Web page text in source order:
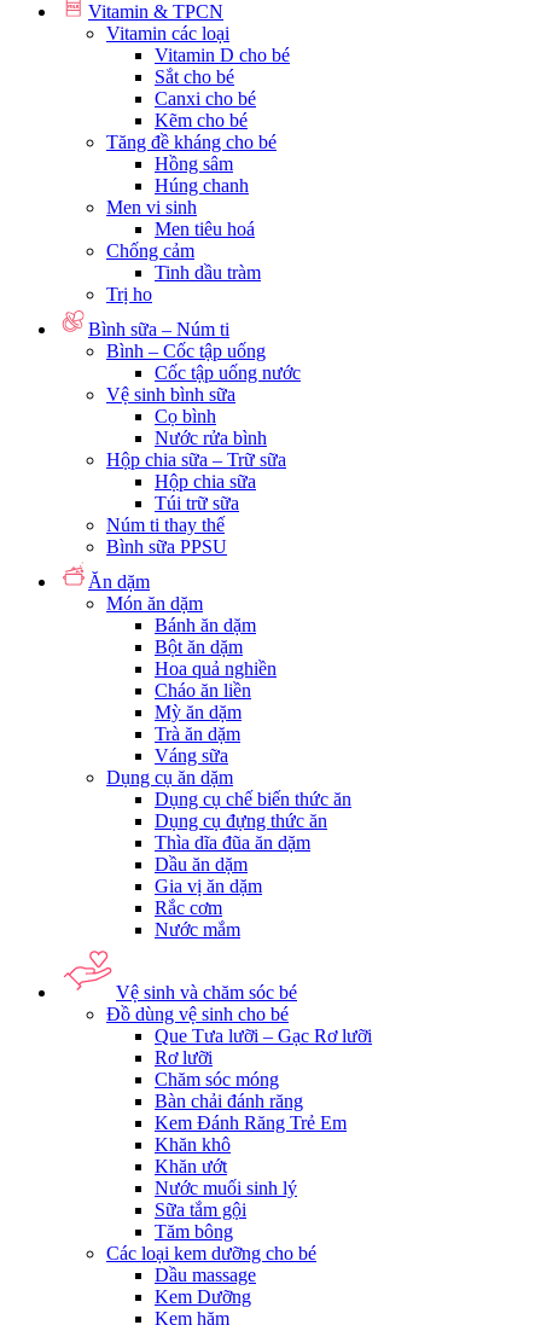
Vitamin & TPCN
Vitamin các loại
Vitamin D cho bé
Sắt cho bé
Canxi cho bé
Kẽm cho bé
Tăng đề kháng cho bé
Hồng sâm
Húng chanh
Men vi sinh
Men tiêu hoá
Chống cảm
Tinh dầu tràm
Trị ho
Bình sữa – Núm ti
Bình – Cốc tập uống
Cốc tập uống nước
Vệ sinh bình sữa
Cọ bình
Nước rửa bình
Hộp chia sữa – Trữ sữa
Hộp chia sữa
Túi trữ sữa
Núm ti thay thế
Bình sữa PPSU
Ăn dặm
Món ăn dặm
Bánh ăn dặm
Bột ăn dặm
Hoa quả nghiền
Cháo ăn liền
Mỳ ăn dặm
Trà ăn dặm
Váng sữa
Dụng cụ ăn dặm
Dụng cụ chế biến thức ăn
Dụng cụ đựng thức ăn
Thìa dĩa đũa ăn dặm
Dầu ăn dặm
Gia vị ăn dặm
Rắc cơm
Nước mắm
Vệ sinh và chăm sóc bé
Đồ dùng vệ sinh cho bé
Que Tưa lưỡi – Gạc Rơ lưỡi
Rơ lưỡi
Chăm sóc móng
Bàn chải đánh răng
Kem Đánh Răng Trẻ Em
Khăn khô
Khăn ướt
Nước muối sinh lý
Sữa tắm gội
Tăm bông
Các loại kem dưỡng cho bé
Dầu massage
Kem Dưỡng
Kem hăm